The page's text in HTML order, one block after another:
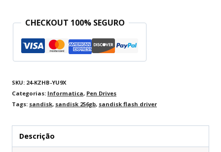
CHECKOUT 100% SEGURO
SKU: 24-KZHB-YU9X
Categorias: Informatica, Pen Drives
Tags: sandisk, sandisk 256gb, sandisk flash driver
Descrição